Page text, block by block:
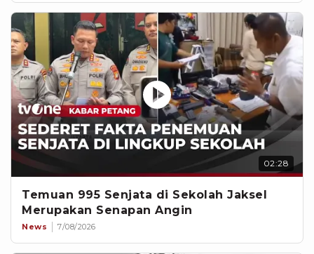
02:28
Temuan 995 Senjata di Sekolah Jaksel
Merupakan Senapan Angin
News 7/08/2026